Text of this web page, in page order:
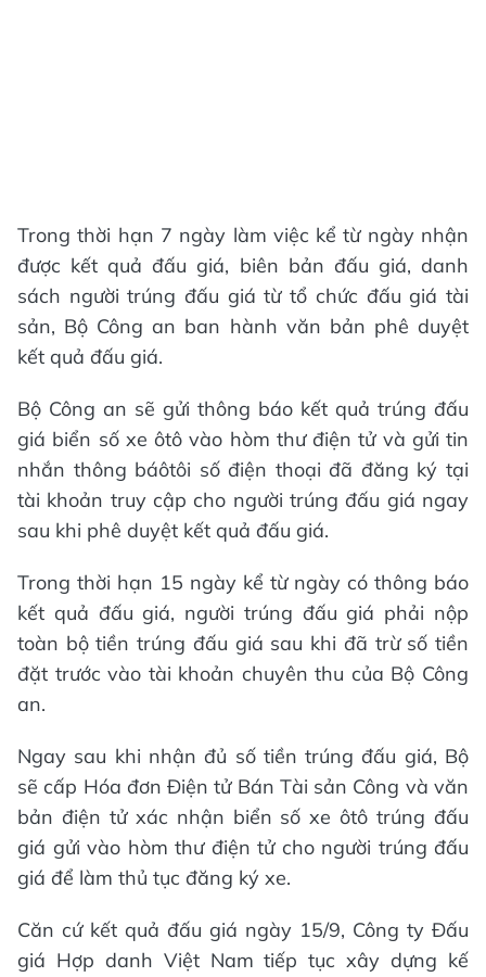
Trong thời hạn 7 ngày làm việc kể từ ngày nhận
được kết quả đấu giá, biên bản đấu giá, danh
sách người trúng đấu giá từ tổ chức đấu giá tài
sản, Bộ Công an ban hành văn bản phê duyệt
kết quả đấu giá.
Bộ Công an sẽ gửi thông báo kết quả trúng đấu
giá biển số xe ôtô vào hòm thư điện tử và gửi tin
nhắn thông báôtôi số điện thoại đã đăng ký tại
tài khoản truy cập cho người trúng đấu giá ngay
sau khi phê duyệt kết quả đấu giá.
Trong thời hạn 15 ngày kể từ ngày có thông báo
kết quả đấu giá, người trúng đấu giá phải nộp
toàn bộ tiền trúng đấu giá sau khi đã trừ số tiền
đặt trước vào tài khoản chuyên thu của Bộ Công
an.
Ngay sau khi nhận đủ số tiền trúng đấu giá, Bộ
sẽ cấp Hóa đơn Điện tử Bán Tài sản Công và văn
bản điện tử xác nhận biển số xe ôtô trúng đấu
giá gửi vào hòm thư điện tử cho người trúng đấu
giá để làm thủ tục đăng ký xe.
Căn cứ kết quả đấu giá ngày 15/9, Công ty Đấu
giá Hợp danh Việt Nam tiếp tục xây dựng kế